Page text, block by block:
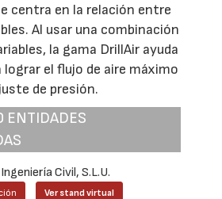
centra en la relación entre
Al usar una combinación
la gama DrillAir ayuda
lograr el flujo de aire máximo
de presión.
ENTIDADES
Civil, S.L.U.
Ver stand virtual